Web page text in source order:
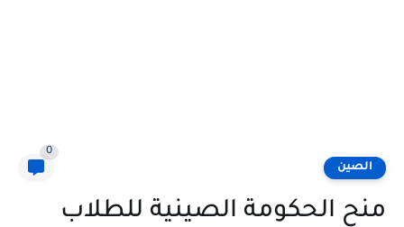
الصين
0
منح الحكومة الصينية للطلاب